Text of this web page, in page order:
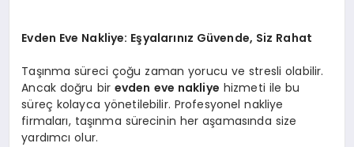
Evden Eve Nakliye: Eşyalarınız Güvende, Siz Rahat
Taşınma süreci çoğu zaman yorucu ve stresli olabilir.
Ancak doğru bir evden eve nakliye hizmeti ile bu
süreç kolayca yönetilebilir. Profesyonel nakliye
firmaları, taşınma sürecinin her aşamasında size
yardımcı olur.